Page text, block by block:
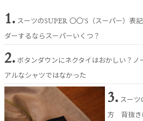
1. スーツのSUPER 〇〇’S（スーパー）表
ダーするならスーパーいくつ？
2. ボタンダウンにネクタイはおかしい？ノ
アルなシャツではなかった
3. スーツ
方 背抜き